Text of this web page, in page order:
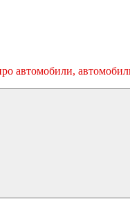
автомобили,